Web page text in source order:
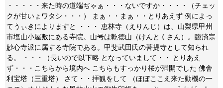
・・・・・来た時の道端ぢゃぁ・・・ないですか・・・・（チェッ
クが甘いょワタシ・・・） まぁ・・まぁ・・とりあえず 例によっ
てうぃきによりますと ・・・ 恵林寺（えりんじ）は、山梨県甲州
市塩山小屋敷にある寺院。山号は乾徳山（けんとくさん）。臨済宗
妙心寺派に属する寺院である。甲斐武田氏の菩提寺として知られ
る。 ・・・（長いので以下略 となっていまして・・ とりあえ
ず・・・こちらから境内へ こちらもすっかり桜が満開でした 佛舎
利宝塔（三重塔） さて・・拝観をして （ほぼここえ来た動機の一